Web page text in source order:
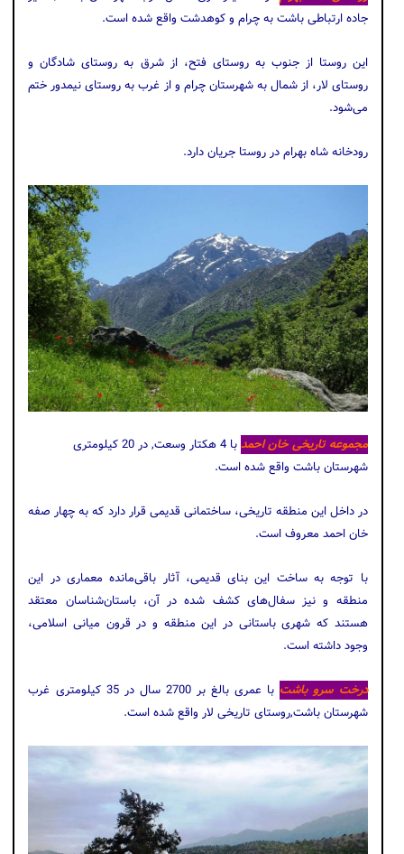
جاده ارتباطی باشت به چرام و کوهدشت واقع شده است.
این روستا از جنوب به روستای فتح، از شرق به روستای شادگان و
روستای لار، از شمال به شهرستان چرام و از غرب به روستای نیمدور ختم
می‌شود.
رودخانه شاه بهرام در روستا جریان دارد.
مجموعه تاریخی خان احمد
با 4 هکتار وسعت, در 20 کیلومتری
شهرستان باشت واقع شده است.
در داخل این منطقه‌ تاریخی، ساختمانی قدیمی قرار دارد که به چهار صفه‌
خان احمد معروف است.
با توجه به ساخت این بنای قدیمی، آثار باقی‌مانده‌ معماری‌ در این
منطقه و نیز سفال‌های کشف شده در آن، باستان‌شناسان معتقد
هستند که شهری باستانی در این منطقه و در قرون میانی اسلامی،
وجود داشته است.
درخت سرو باشت
با عمری بالغ بر 2700 سال در 35 کیلومتری غرب
شهرستان باشت,روستای تاریخی لار واقع شده است.